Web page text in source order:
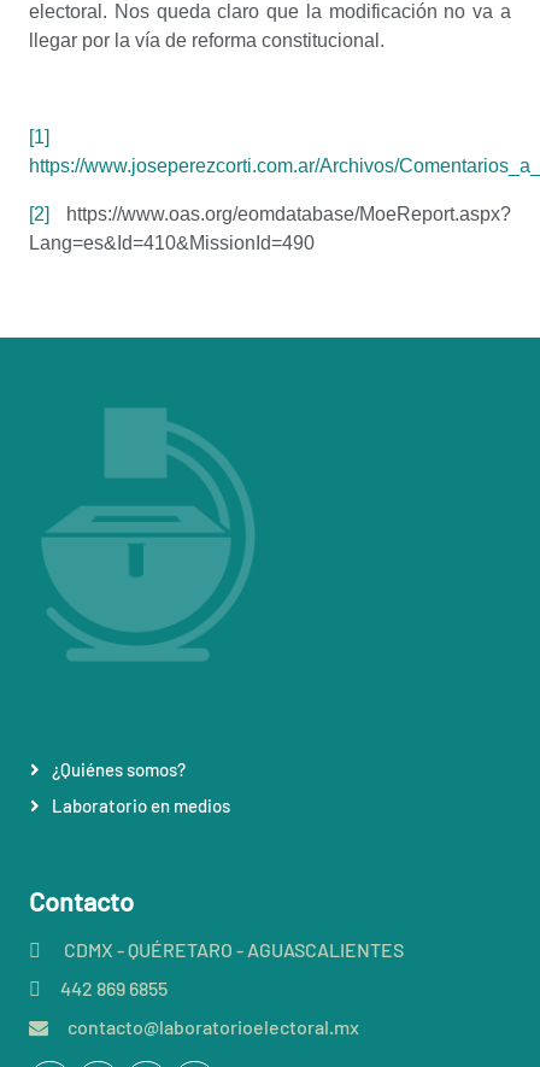
electoral. Nos queda claro que la modificación no va a
llegar por la vía de reforma constitucional.
[1]
https://www.joseperezcorti.com.ar/Archivos/
[2]
https://www.oas.org/eomdatabase/MoeReport.aspx?
Lang=es&Id=410&MissionId=490
¿Quiénes somos?
Laboratorio en medios
Contacto
CDMX - QUÉRETARO - AGUASCALIENTES
442 869 6855
contacto@laboratorioelectoral.mx